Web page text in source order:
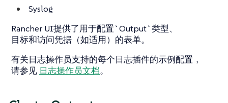
Syslog
Rancher UI提供了用于配置`Output`类型、
目标和访问凭据（如适用）的表单。
有关日志操作员支持的每个日志插件的示例配置，
请参见 日志操作员文档。